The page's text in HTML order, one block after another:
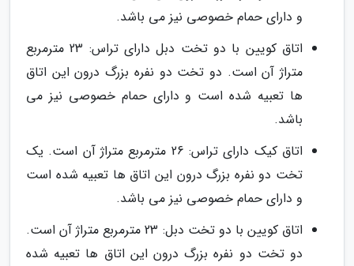
و دارای حمام خصوصی نیز می باشد.
اتاق کویین با دو تخت دبل دارای تراس: 23 مترمربع
متراژ آن است. دو تخت دو نفره بزرگ درون این اتاق
ها تعبیه شده است و دارای حمام خصوصی نیز می
باشد.
اتاق کیک دارای تراس: 26 مترمربع متراژ آن است. یک
تخت دو نفره بزرگ درون این اتاق ها تعبیه شده است
و دارای حمام خصوصی نیز می باشد.
اتاق کویین با دو تخت دبل: 23 مترمربع متراژ آن است.
دو تخت دو نفره بزرگ درون این اتاق ها تعبیه شده